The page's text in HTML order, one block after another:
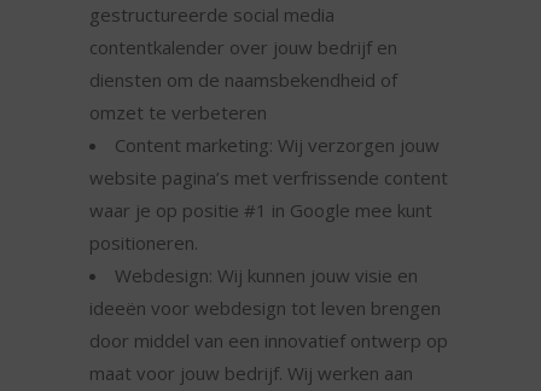
gestructureerde social media
contentkalender over jouw bedrijf en
diensten om de naamsbekendheid of
omzet te verbeteren
Content marketing: Wij verzorgen jouw
website pagina’s met verfrissende content
waar je op positie #1 in Google mee kunt
positioneren.
Webdesign: Wij kunnen jouw visie en
ideeën voor webdesign tot leven brengen
door middel van een innovatief ontwerp op
maat voor jouw bedrijf. Wij werken aan